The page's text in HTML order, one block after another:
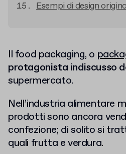
Esempi di design
Il food packaging, o
protagonista indiscusso
supermercato.
Nell’industria alimentare
prodotti sono ancora
confezione; di solito si
quali frutta e verdura.